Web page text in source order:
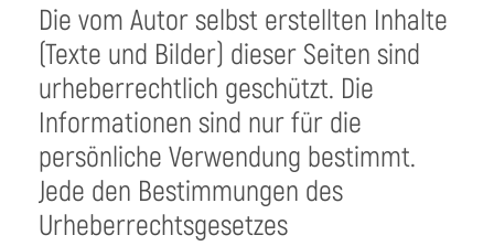
Die vom Autor selbst erstellten Inhalte
(Texte und Bilder) dieser Seiten sind
urheberrechtlich geschützt. Die
Informationen sind nur für die
persönliche Verwendung bestimmt.
Jede den Bestimmungen des
Urheberrechtsgesetzes